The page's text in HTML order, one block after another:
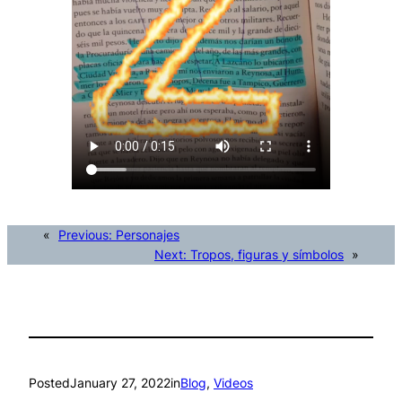
« Previous: Personajes
Next: Tropos, figuras y símbolos »
PostedJanuary 27, 2022inBlog, Videos